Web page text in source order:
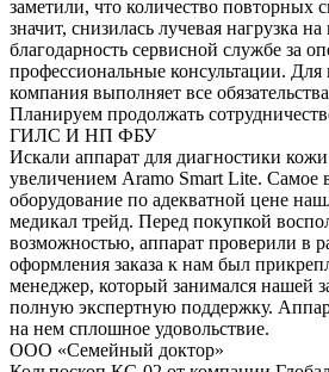
заметили, что количество повторных
значит, снизилась лучевая нагрузка
благодарность сервисной службе за
профессиональные консультации. Для
компания выполняет все
Планируем продолжать
ГИЛС И НП ФБУ
Искали аппарат для диагностики
увеличением Aramo Smart Lite. Самое
оборудование по адекватной цене
медикал трейд. Перед покупкой
возможностью, аппарат проверили в
оформления заказа к нам был
менеджер, который занимался нашей
полную экспертную поддержку.
на нем сплошное удовольствие.
ООО «Семейный доктор»